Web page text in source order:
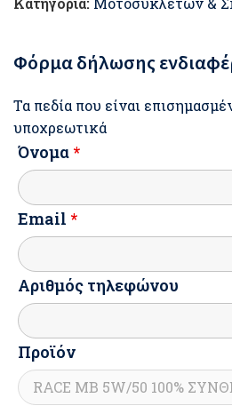
Φόρμα δήλωσης
Τα πεδία που είναι
υποχρεωτικά
Όνομα *
Email *
Αριθμός τηλεφώνου
Προϊόν